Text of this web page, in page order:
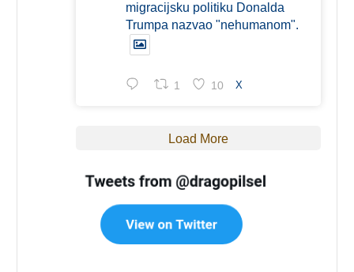
migracijsku politiku Donalda
Trumpa nazvao "nehumanom".
1 10 X
Load More